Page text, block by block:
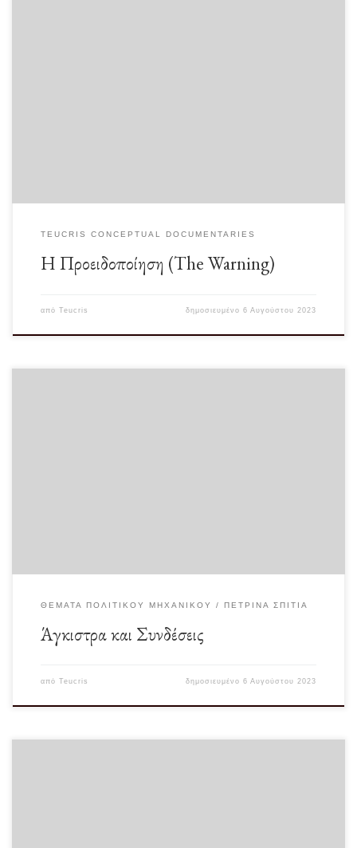
TEUCRIS CONCEPTUAL DOCUMENTARIES
Η Προειδοποίηση (The Warning)
από Teucris δημοσιευμένο6 Αυγούστου 2023
ΘΈΜΑΤΑ ΠΟΛΙΤΙΚΟΎ ΜΗΧΑΝΙΚΟΎ ΠΈΤΡΙΝΑ ΣΠΊΤΙΑ
Άγκιστρα και Συνδέσεις
από Teucris δημοσιευμένο6 Αυγούστου 2023